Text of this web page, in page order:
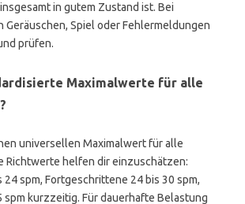
in gutem Zustand ist. Bei
Geräuschen, Spiel oder Fehlermeldungen
prüfen.
Maximalwerte für alle
universellen Maximalwert für alle
Richtwerte helfen dir einzuschätzen:
24 spm, Fortgeschrittene 24 bis 30 spm,
spm kurzzeitig. Für dauerhafte Belastung